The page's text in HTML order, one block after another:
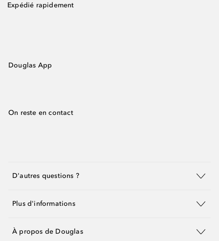
Expédié rapidement
Douglas App
On reste en contact
D'autres questions ?
Plus d'informations
À propos de Douglas